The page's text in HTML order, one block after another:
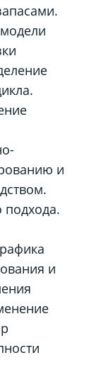
и
и